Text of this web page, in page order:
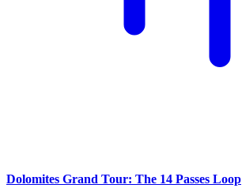
Dolomites Grand Tour: The 14 Passes Loop